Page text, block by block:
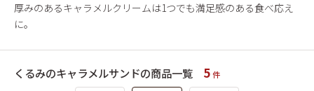
厚みのあるキャラメルクリームは1つでも満足感のある食べ応え
に。
くるみのキャラメルサンドの商品一覧 5件